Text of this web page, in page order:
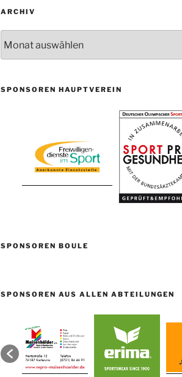
ARCHIV
SPONSOREN HAUPTVEREIN
SPONSOREN BOULE
SPONSOREN AUS ALLEN ABTEILUNGEN